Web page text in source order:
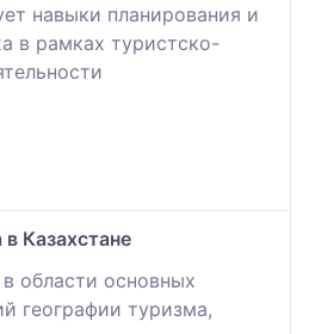
навыки планирования и
в рамках туристско-
Казахстане
области основных
географии туризма,